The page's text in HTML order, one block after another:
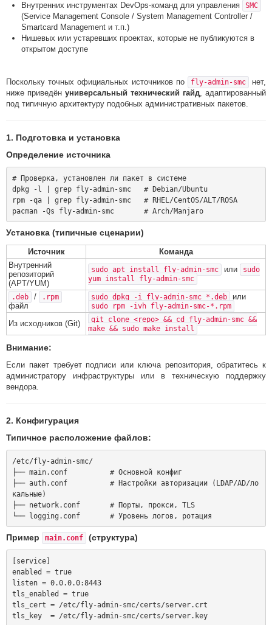
Внутренних инструментах DevOps-команд для управления
SMC
(Service Management Console / System Management Controller /
Smartcard Management и т.п.)
Нишевых или устаревших проектах, которые не публикуются в
открытом доступе
Поскольку точных официальных источников по fly-admin-smc
нет,
ниже приведён универсальный технический гайд, адаптированный
под типичную архитектуру подобных административных пакетов.
1. Подготовка и установка
Определение источника
# Проверка, установлен ли пакет в системе
dpkg -l | grep fly-admin-smc   # Debian/Ubuntu
rpm -qa | grep fly-admin-smc   # RHEL/CentOS/ALT/ROSА
pacman -Qs fly-admin-smc       # Arch/Manjaro
Установка (типичные сценарии)
Источник
Команда
Внутренний
репозиторий
(APT/YUM)
sudo apt install fly-admin-smc или
sudo
yum install fly-admin-smc
.deb / .rpm
файл
sudo dpkg -i fly-admin-smc_*.deb или
sudo rpm -ivh fly-admin-smc-*.rpm
Из исходников (Git)
git clone <repo> && cd fly-admin-smc &&
make && sudo make install
Внимание:
Если пакет требует подписи или ключа репозитория, обратитесь к
администратору инфраструктуры или в техническую поддержку
вендора.
2. Конфигурация
Типичное расположение файлов:
/etc/fly-admin-smc/
├── main.conf          # Основной конфиг
├── auth.conf          # Настройки авторизации (LDAP/AD/ло
кальные)
├── network.conf       # Порты, прокси, TLS
Пример main.conf (структура)
[service]
enabled = true
listen = 0.0.0.0:8443
tls_enabled = true
tls_cert = /etc/fly-admin-smc/certs/server.crt
tls_key  = /etc/fly-admin-smc/certs/server.key